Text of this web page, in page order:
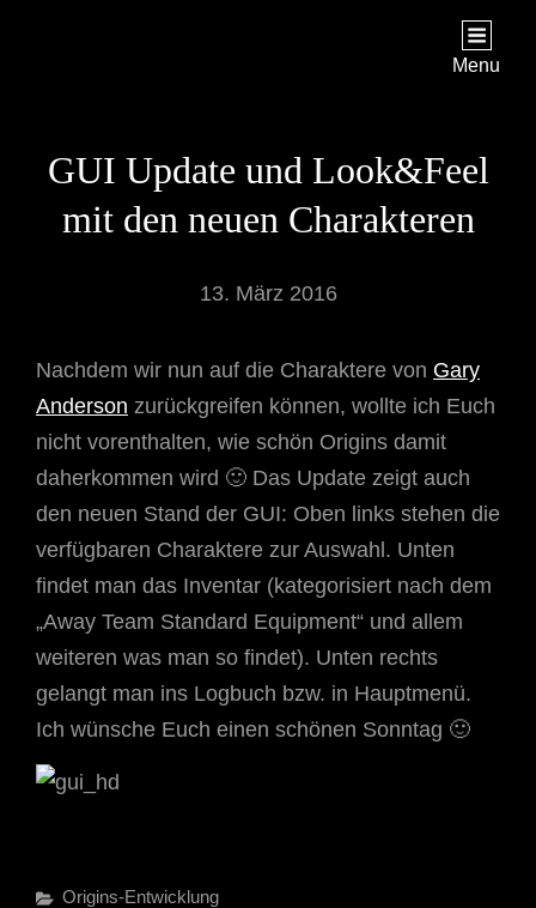
Menu
GUI Update und Look&Feel
mit den neuen Charakteren
13. März 2016
Nachdem wir nun auf die Charaktere von Gary
Anderson zurückgreifen können, wollte ich Euch
nicht vorenthalten, wie schön Origins damit
daherkommen wird 🙂 Das Update zeigt auch
den neuen Stand der GUI: Oben links stehen die
verfügbaren Charaktere zur Auswahl. Unten
findet man das Inventar (kategorisiert nach dem
„Away Team Standard Equipment“ und allem
weiteren was man so findet). Unten rechts
gelangt man ins Logbuch bzw. in Hauptmenü.
Ich wünsche Euch einen schönen Sonntag 🙂
Categories
Origins-Entwicklung